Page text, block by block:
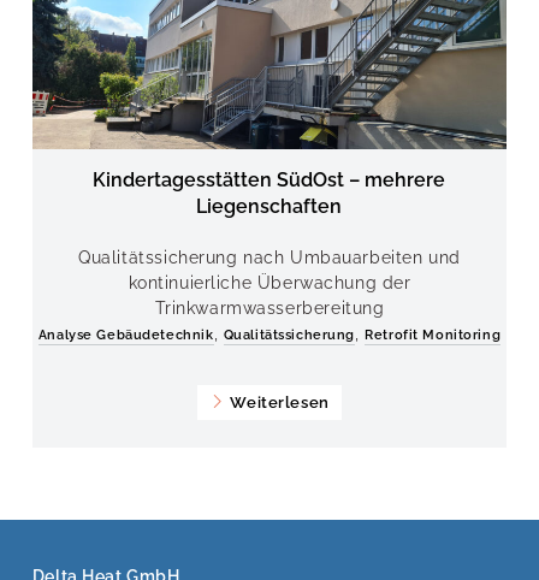
Kindertagesstätten SüdOst – mehrere
Liegenschaften
Qualitätssicherung nach Umbauarbeiten und
kontinuierliche Überwachung der
Trinkwarmwasserbereitung
Analyse Gebäudetechnik Qualitätssicherung ,Retrofit Monitoring
Weiterlesen